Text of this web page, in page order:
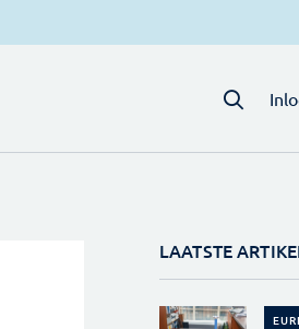
LAATSTE